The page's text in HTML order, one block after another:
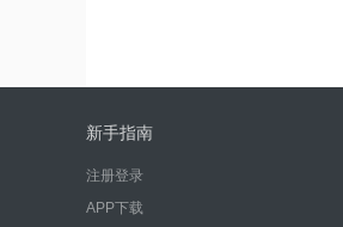
新手指南
注册登录
APP下载